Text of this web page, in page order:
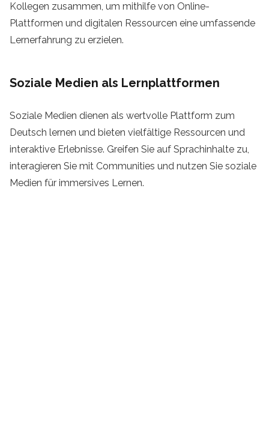
Kollegen zusammen, um mithilfe von Online-
Plattformen und digitalen Ressourcen eine umfassende
Lernerfahrung zu erzielen.
Soziale Medien als Lernplattformen
Soziale Medien dienen als wertvolle Plattform zum
Deutsch lernen und bieten vielfältige Ressourcen und
interaktive Erlebnisse. Greifen Sie auf Sprachinhalte zu,
interagieren Sie mit Communities und nutzen Sie soziale
Medien für immersives Lernen.